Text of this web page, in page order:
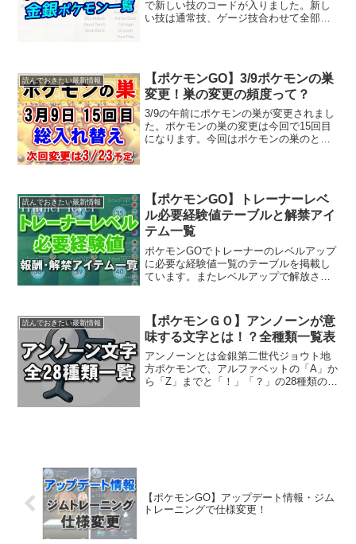
で新しい技のコードが入りました。新し
い技は通常技、ゲージ技合わせて全部で
読んでおきたい最新情報
【ポケモンGO】3/9ポケモンの巣
変更！巣の変更の頻度って？
3/9の午前にポケモンの巣が変更されまし
た。ポケモンの巣の変更は今回で15回目
になります。今回はポケモンの巣のと
ケモンの巣総入れ...
読んでおきたい最新情報
【ポケモンGO】トレーナーレベ
ル必要経験値テーブルと解禁アイ
テム一覧
ポケモンGOでトレーナーのレベルアップ
に必要な経験値一覧のテーブルを掲載し
ています。またレベルアップで解放され
の参考にしてください。経験値XPとは？
ポケモンGOで...
読んでおきたい最新情報
【ポケモンＧＯ】アンノーンが意
味する文字とは！？全種類一覧表
アンノーンとは金銀第二世代ジョウト地
方ポケモンで、アルファベットの「A」か
ら「Z」までと「！」「？」の28種類の形
【ポケモンGO】アップデート情報・ジム
トレーニングで仕様変更！